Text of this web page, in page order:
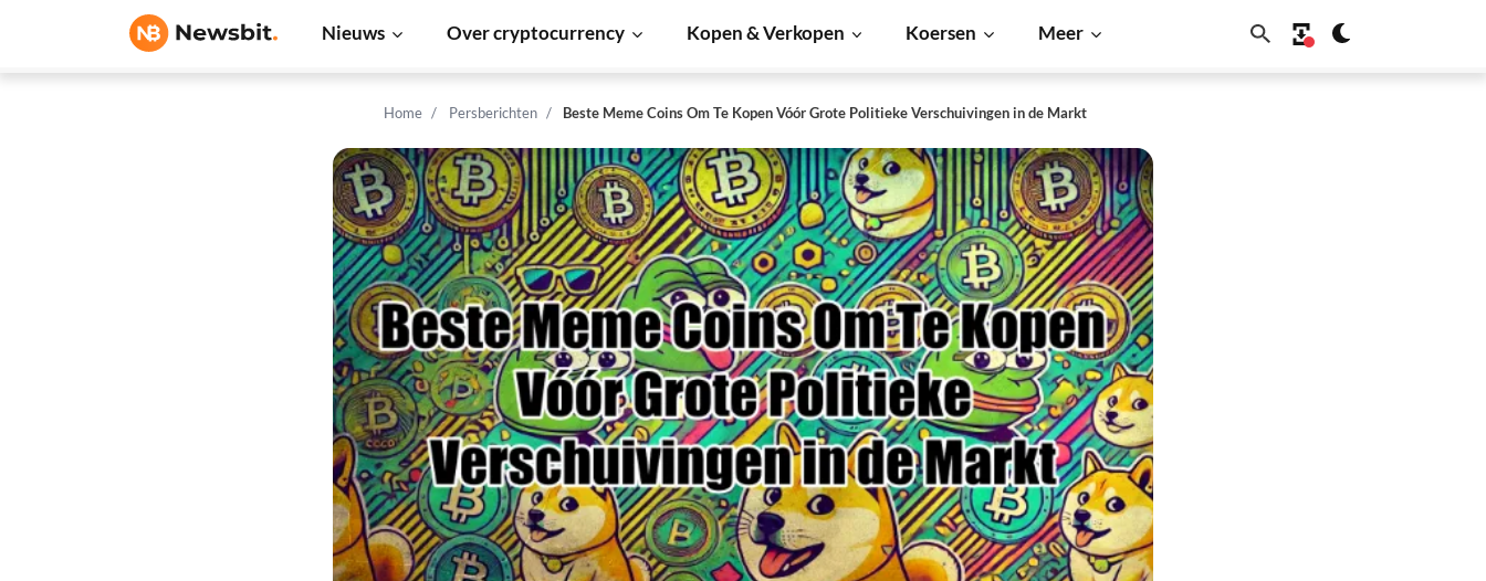
Nieuws Over cryptocurrency Kopen & Verkopen Koersen Meer
Home Persberichten Beste Meme Coins Om Te Kopen Vóór Grote Politieke Verschuivingen in de Markt